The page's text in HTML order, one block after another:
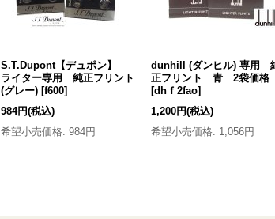
S.T.Dupont【デュポン】
ライター専用 純正フリント
(グレー) [f600]
984円(税込)
希望小売価格: 984円
dunhill (ダンヒル) 専用
正フリント 青 2袋価格
[dhｆ2fao]
1,200円(税込)
希望小売価格: 1,056円